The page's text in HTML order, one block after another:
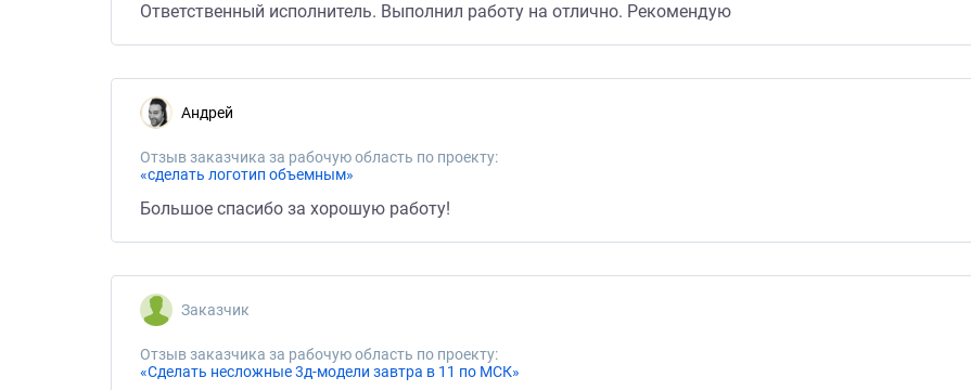
Ответственный исполнитель. Выполнил работу на отлично. Рекомендую
Андрей
Отзыв заказчика за рабочую область по проекту:
«сделать логотип объемным»
Большое спасибо за хорошую работу!
Заказчик
Отзыв заказчика за рабочую область по проекту:
«Сделать несложные 3д-модели завтра в 11 по МСК»